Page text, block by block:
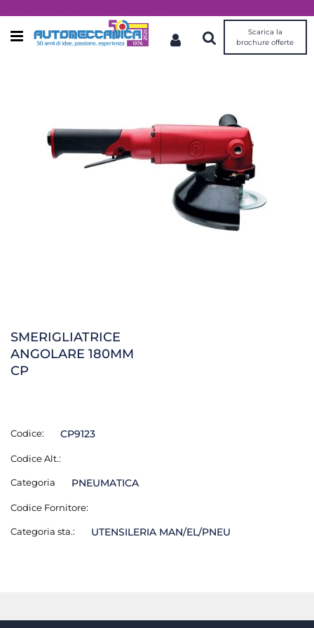
Open menu
Scarica la
brochure offerte
SMERIGLIATRICE
ANGOLARE 180MM
CP
Codice: CP9123
Codice Alt.:
Categoria PNEUMATICA
Codice Fornitore:
Categoria sta.: UTENSILERIA MAN/EL/PNEU